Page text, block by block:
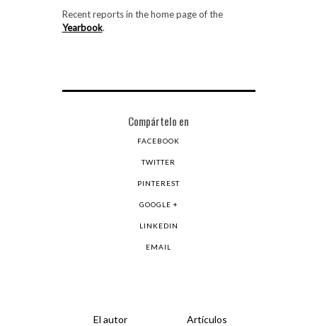
Recent reports in the home page of the
Yearbook.
Compártelo en
FACEBOOK
TWITTER
PINTEREST
GOOGLE +
LINKEDIN
EMAIL
El autor
Artículos